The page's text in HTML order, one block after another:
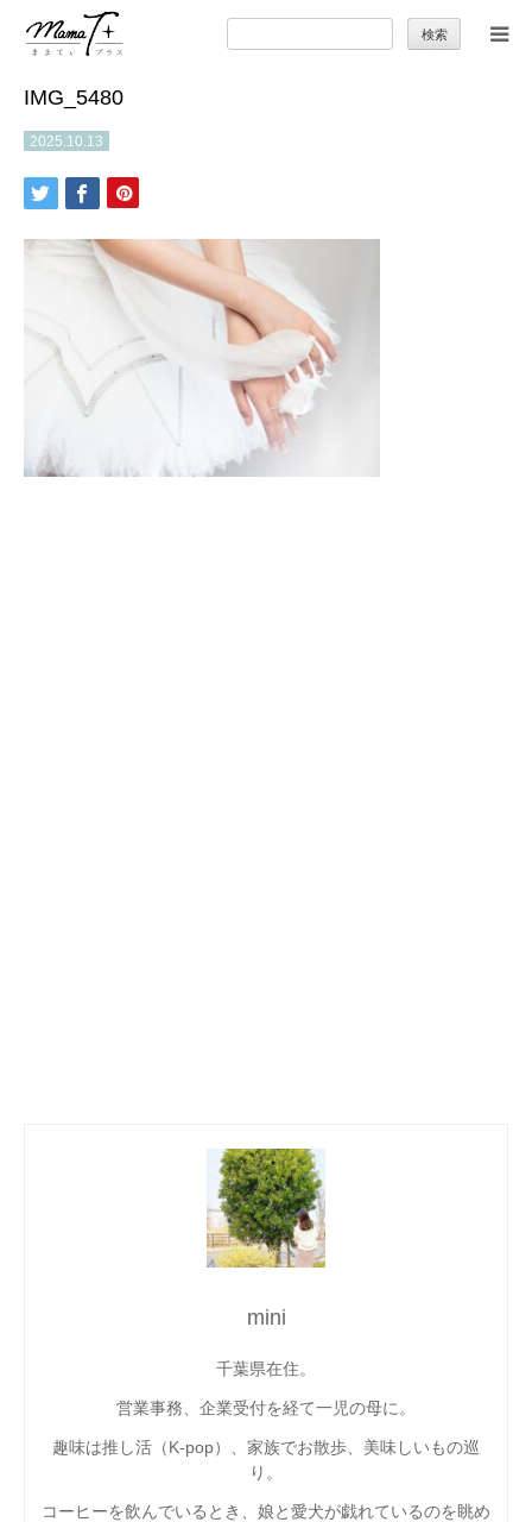
索:
IMG_5480
2025.10.13
mini
千葉県在住。
営業事務、企業受付を経て一児の母に。
趣味は推し活（K-pop）、家族でお散歩、美味しいもの巡
り。
コーヒーを飲んでいるとき、娘と愛犬が戯れているのを眺め
トップ
セカンドキャリア
子育て